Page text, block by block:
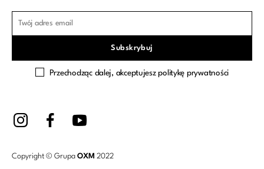
Przechodząc dalej, akceptujesz politykę prywatności
Copyright © Grupa OXM 2022